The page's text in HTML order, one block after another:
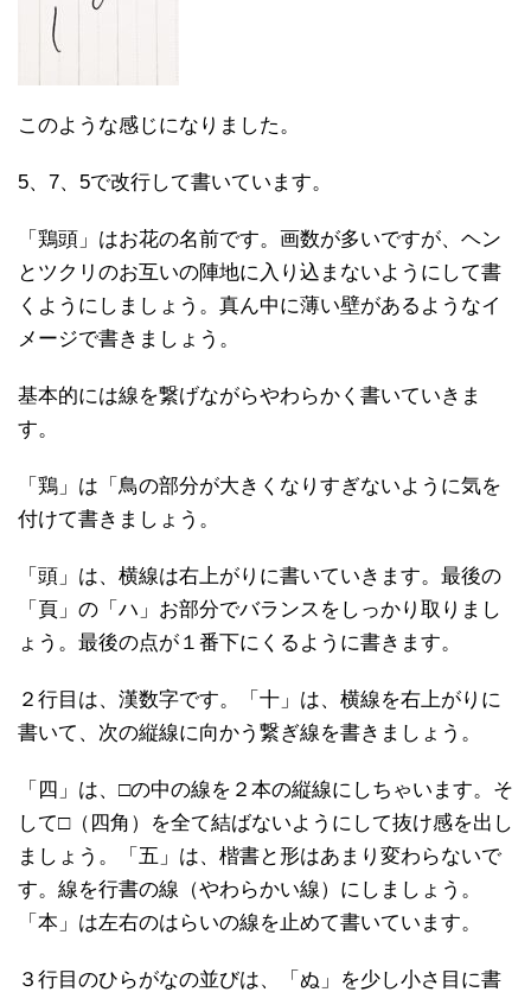
このような感じになりました。
5、7、5で改行して書いています。
「鶏頭」はお花の名前です。画数が多いですが、ヘン
とツクリのお互いの陣地に入り込まないようにして書
くようにしましょう。真ん中に薄い壁があるようなイ
メージで書きましょう。
基本的には線を繋げながらやわらかく書いていきま
す。
「鶏」は「鳥の部分が大きくなりすぎないように気を
付けて書きましょう。
「頭」は、横線は右上がりに書いていきます。最後の
「頁」の「ハ」お部分でバランスをしっかり取りまし
ょう。最後の点が１番下にくるように書きます。
２行目は、漢数字です。「十」は、横線を右上がりに
書いて、次の縦線に向かう繋ぎ線を書きましょう。
「四」は、□の中の線を２本の縦線にしちゃいます。そ
して□（四角）を全て結ばないようにして抜け感を出し
ましょう。「五」は、楷書と形はあまり変わらないで
す。線を行書の線（やわらかい線）にしましょう。
「本」は左右のはらいの線を止めて書いています。
３行目のひらがなの並びは、「ぬ」を少し小さ目に書